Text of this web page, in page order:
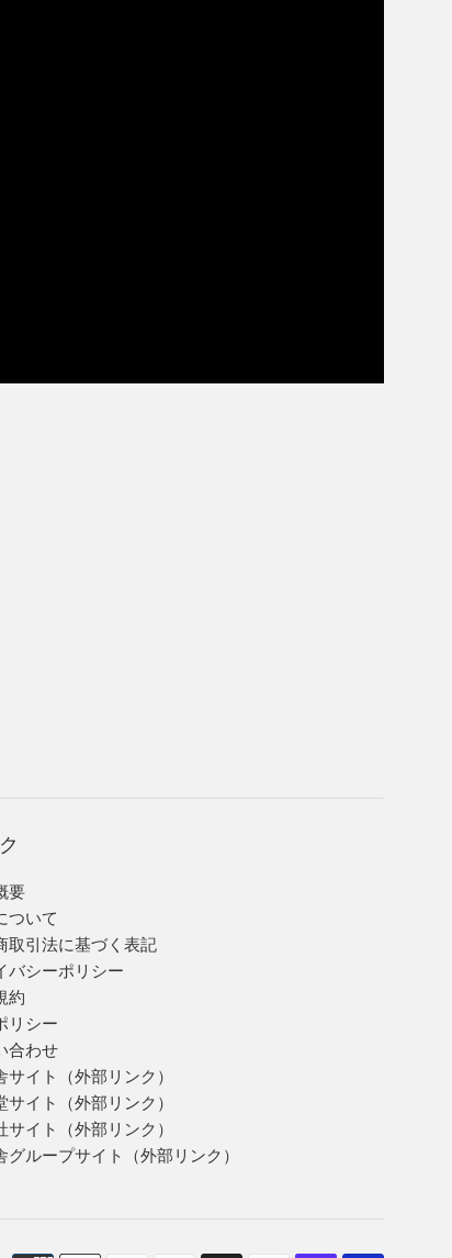
要
ついて
取引法に基づく表記
バシーポリシー
約
リシー
合わせ
サイト（外部リンク）
サイト（外部リンク）
サイト（外部リンク）
グループサイト（外部リンク）